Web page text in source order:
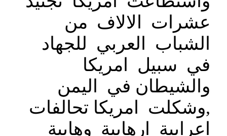
عشرات الالاف من
الشباب العربي للجهاد
في سبيل امريكا
والشيطان في اليمن
,وشكلت امريكا تحالفات
اعرابية ارهابية وهابية